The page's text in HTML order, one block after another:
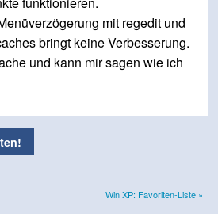
mit regedit und
bringt keine Verbesserung.
und kann mir sagen wie ich
Win XP: Favoriten-Liste »